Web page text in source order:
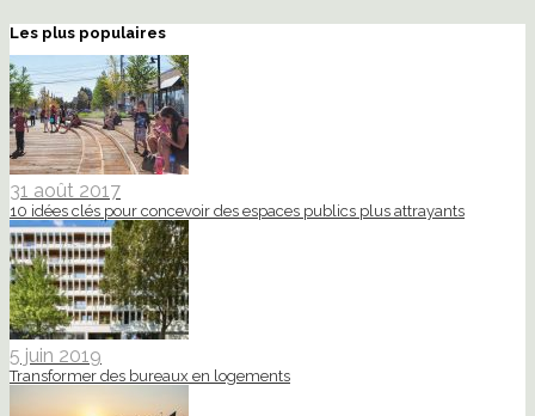
Les plus populaires
31 août 2017
10 idées clés pour concevoir des espaces publics plus attrayants
5 juin 2019
Transformer des bureaux en logements